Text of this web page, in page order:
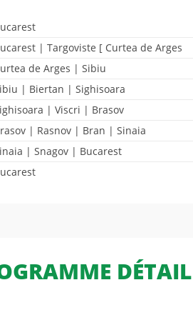
| Targoviste [ Curtea de Arges
de Arges | Sibiu
| Biertan | Sighisoara
| Viscri | Brasov
| Rasnov | Bran | Sinaia
| Snagov | Bucarest